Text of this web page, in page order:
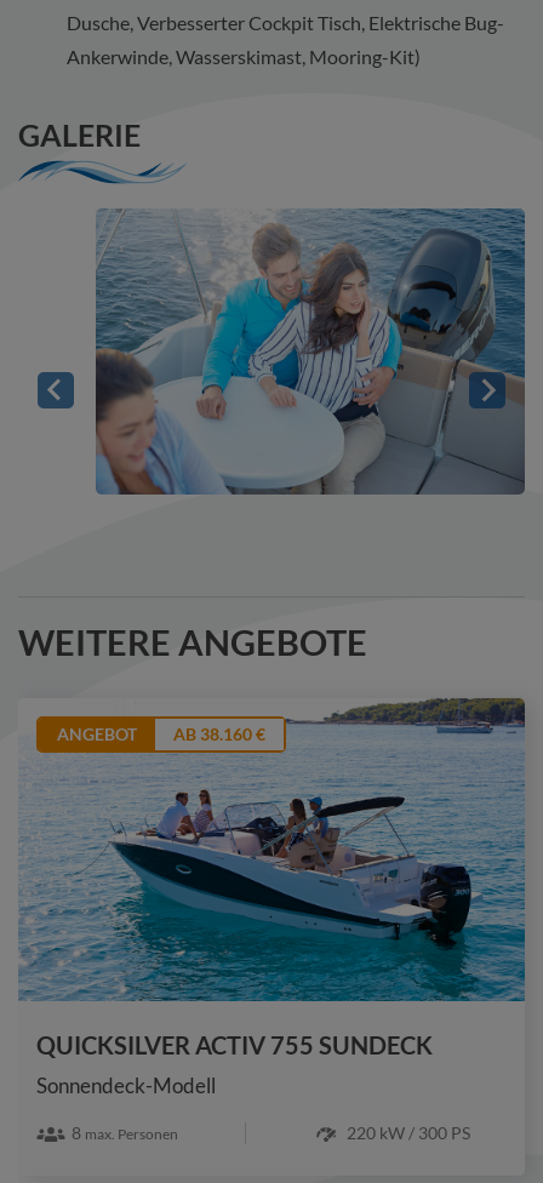
Dusche, Verbesserter Cockpit Tisch, Elektrische Bug-
Ankerwinde, Wasserskimast, Mooring-Kit)
GALERIE
WEITERE ANGEBOTE
ANGEBOT AB 38.160 €
QUICKSILVER ACTIV 755 SUNDECK
Sonnendeck-Modell
8 max. Personen 220 kW / 300 PS